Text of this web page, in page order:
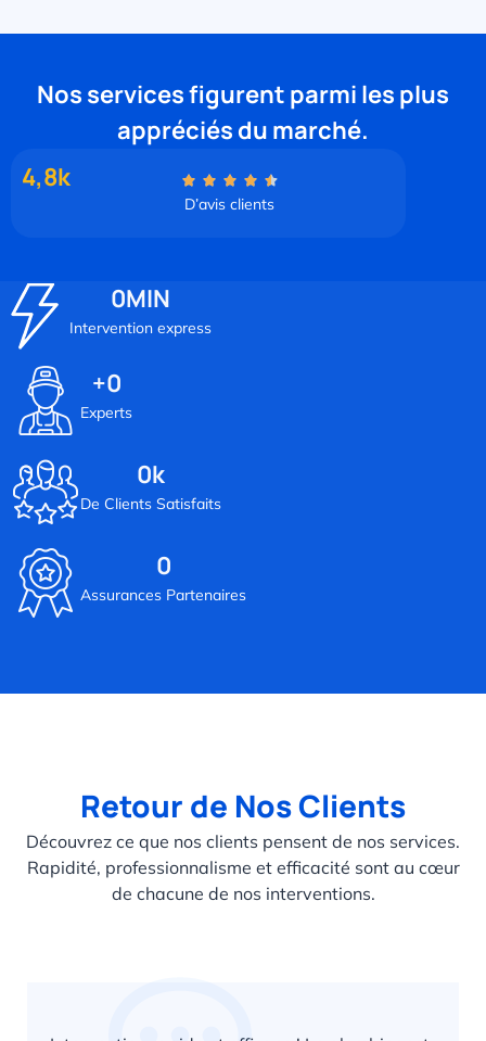
Nos services figurent parmi les plus
appréciés du marché.
4,8k
D’avis clients
Intervention express
0MIN
Experts
+0
De Clients Satisfaits
0k
Assurances Partenaires
0
Retour de Nos Clients
Découvrez ce que nos clients pensent de nos services.
Rapidité, professionnalisme et efficacité sont au cœur
de chacune de nos interventions.